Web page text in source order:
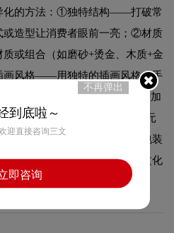
化的方法：①独特结构——打破常
或造型让消费者眼前一亮；②材质
或组合（如磨砂+烫金、木质+金
画风格——用独特的插画风格（手
形成视觉IP；④互动体验——增加
互动、隐藏彩纸等消费者互动元
装盛行的市场中，极简环保包装
化故事——将品牌故事、产地文化
品情感价值。
不再弹出
到底啦～
迎直接咨询三文
即咨询